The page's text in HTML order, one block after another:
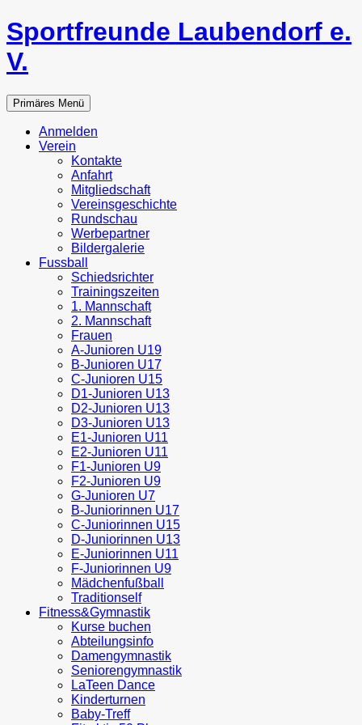
Zum
Inhalt
springen
Sportfreunde Laubendorf e.
V.
Suchen
Primäres Menü
Anmelden
Verein
Kontakte
Anfahrt
Mitgliedschaft
Vereinsgeschichte
Rundschau
Werbepartner
Bildergalerie
Fussball
Schiedsrichter
Trainingszeiten
1. Mannschaft
2. Mannschaft
Frauen
A-Junioren U19
B-Junioren U17
C-Junioren U15
D1-Junioren U13
D2-Junioren U13
D3-Junioren U13
E1-Junioren U11
E2-Junioren U11
F1-Junioren U9
F2-Junioren U9
G-Junioren U7
B-Juniorinnen U17
C-Juniorinnen U15
D-Juniorinnen U13
E-Juniorinnen U11
F-Juniorinnen U9
Mädchenfußball
Traditionself
Fitness&Gymnastik
Kurse buchen
Abteilungsinfo
Damengymnastik
Seniorengymnastik
LaTeen Dance
Kinderturnen
Baby-Treff